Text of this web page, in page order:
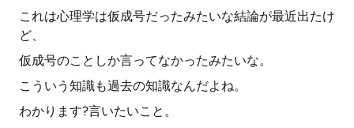
これは心理学は仮成号だったみたいな結論が最近出たけ
ど、
仮成号のことしか言ってなかったみたいな。
こういう知識も過去の知識なんだよね。
わかります?言いたいこと。